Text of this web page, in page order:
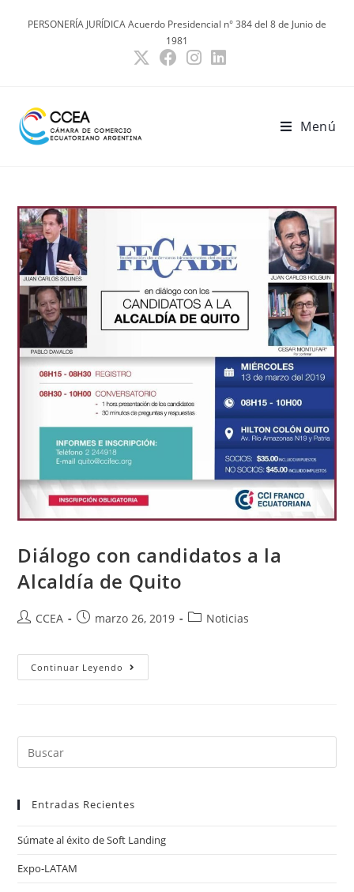
PERSONERÍA JURÍDICA Acuerdo Presidencial n° 384 del 8 de Junio de
1981
Menú
Diálogo con candidatos a la
Alcaldía de Quito
Autor
la
entrada:
CCEA
Publicación
la
entrada:
marzo 26, 2019
Categoría
Noticias
Continuar Leyendo Diálogo
Con
De
Entradas Recientes
Súmate al éxito de Soft Landing
Expo-LATAM